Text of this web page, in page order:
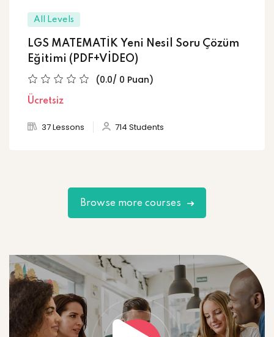
All Levels
LGS MATEMATİK Yeni Nesil Soru Çözüm
Eğitimi (PDF+VİDEO)
(0.0/ 0 Puan)
Ücretsiz
37 Lessons 714 Students
Browse more courses